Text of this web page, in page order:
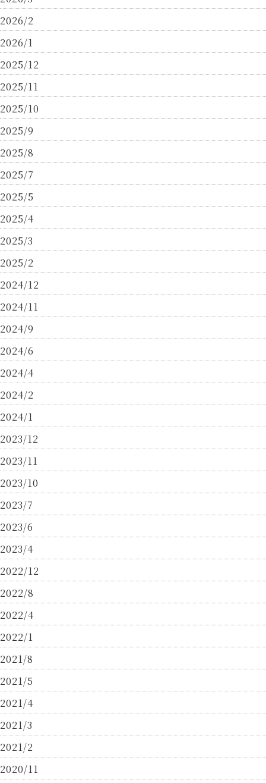
2026/2
2026/1
2025/12
2025/11
2025/10
2025/9
2025/8
2025/7
2025/5
2025/4
2025/3
2025/2
2024/12
2024/11
2024/9
2024/6
2024/4
2024/2
2024/1
2023/12
2023/11
2023/10
2023/7
2023/6
2023/4
2022/12
2022/8
2022/4
2022/1
2021/8
2021/5
2021/4
2021/3
2021/2
2020/11